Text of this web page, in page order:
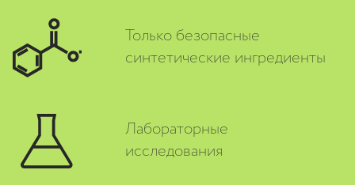
Только безопасные
синтетические ингредиенты
Лабораторные
исследования